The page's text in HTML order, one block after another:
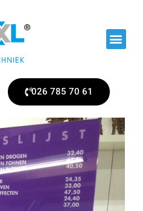
026 785 70 61